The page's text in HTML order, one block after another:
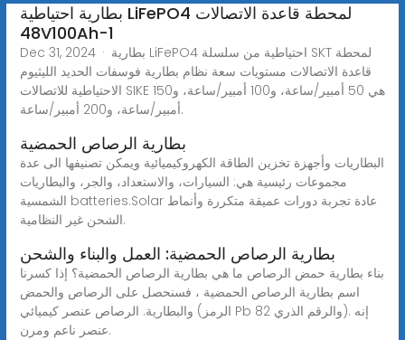
بطارية احتياطية LiFePO4 لمحطة قاعدة الاتصالات
48V100Ah-1
Dec 31, 2024 · بطارية LiFePO4 احتياطية من سلسلة SKT لمحطة
قاعدة الاتصالات مستويات سعة نظام بطارية فوسفات الحديد الليثيوم
الاحتياطية للاتصالات SIKE هي 50 أمبير/ساعة، و100 أمبير/ساعة، و150
أمبير/ساعة، و200 أمبير/ساعة.
بطارية الرصاص الحمضية
البطاريات وأجهزة تخزين الطاقة الكهروكيميائية ويمكن تصنيفها الى عدة
مجموعات رئيسية هي: السيارات، والاستعداد، والجر، والبطاريات
الشمسية batteries.Solar عادة تجربة دورات عميقة متكررة وأنماط
الشحن غير النظامية.
بطارية الرصاص الحمضية: العمل والبناء والشحن
بناء بطارية حمض الرصاص ما هي بطارية الرصاص الحمضية؟ إذا كسرنا
اسم بطارية الرصاص الحمضية ، فسنحصل على الرصاص والحمض
والبطارية. الرصاص عنصر كيميائي (الرمز Pb والرقم الذري 82). إنه
عنصر ناعم ومرن.